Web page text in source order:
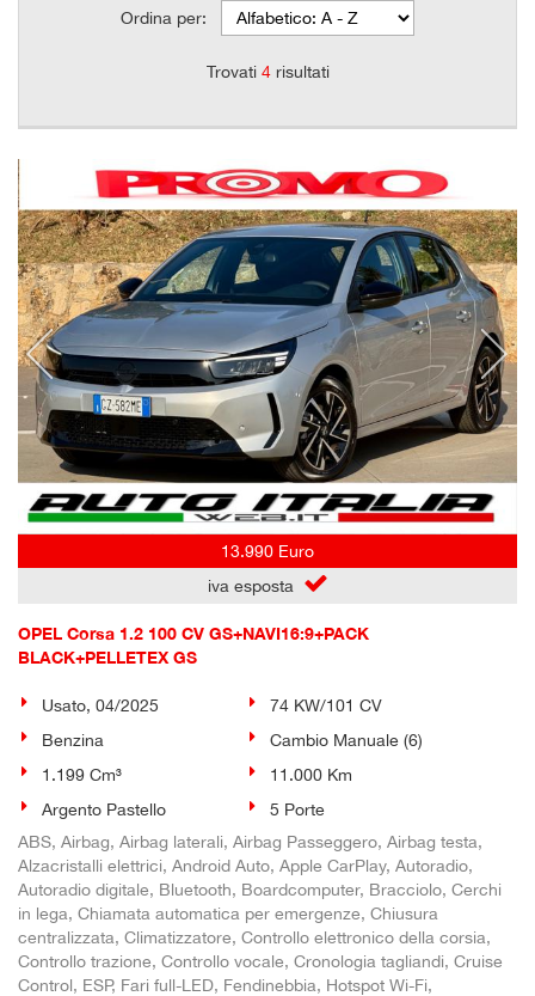
Ordina per:
Trovati 4risultati
13.990 Euro
iva esposta
OPEL Corsa 1.2 100 CV GS+NAVI16:9+PACK
BLACK+PELLETEX GS
Usato, 04/2025
74 KW/101 CV
Benzina
Cambio Manuale (6)
1.199 Cm³
11.000 Km
Argento Pastello
5 Porte
ABS, Airbag, Airbag laterali, Airbag Passeggero, Airbag testa,
Alzacristalli elettrici, Android Auto, Apple CarPlay, Autoradio,
Autoradio digitale, Bluetooth, Boardcomputer, Bracciolo, Cerchi
in lega, Chiamata automatica per emergenze, Chiusura
centralizzata, Climatizzatore, Controllo elettronico della corsia,
Controllo trazione, Controllo vocale, Cronologia tagliandi, Cruise
Control, ESP, Fari full-LED, Fendinebbia, Hotspot Wi-Fi,